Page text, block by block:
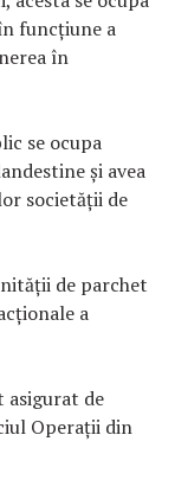
funcţiune a
în
se ocupa
şi avea
societăţii de
de parchet
a
asigurat de
Operaţii din